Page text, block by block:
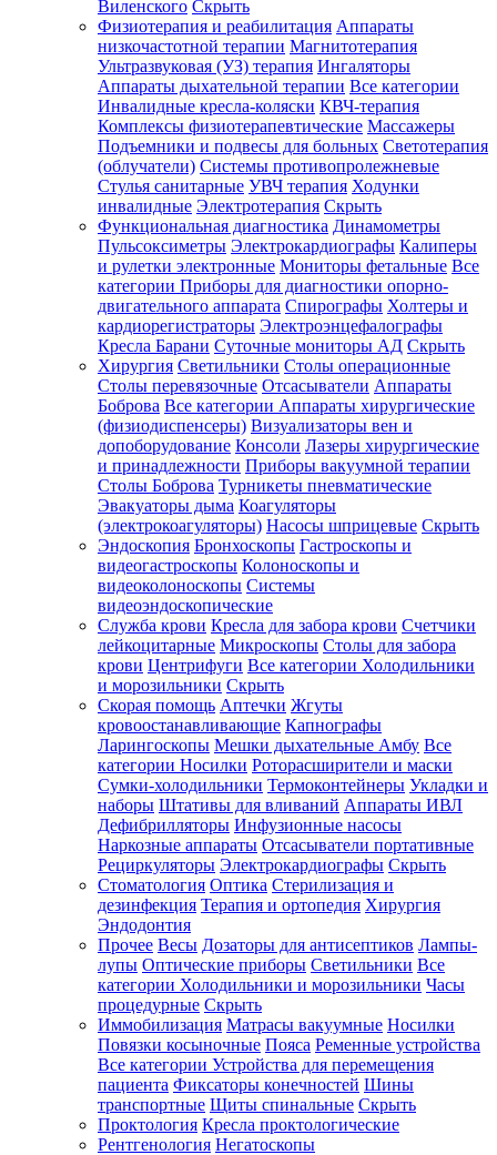
Виленского Скрыть
Физиотерапия и реабилитация Аппараты
низкочастотной терапии Магнитотерапия
Ультразвуковая (УЗ) терапия Ингаляторы
Аппараты дыхательной терапии Все категории
Инвалидные кресла-коляски КВЧ-терапия
Комплексы физиотерапевтические Массажеры
Подъемники и подвесы для больных Светотерапия
(облучатели) Системы противопролежневые
Стулья санитарные УВЧ терапия Ходунки
инвалидные Электротерапия Скрыть
Функциональная диагностика Динамометры
Пульсоксиметры Электрокардиографы Калиперы
и рулетки электронные Мониторы фетальные Все
категории Приборы для диагностики опорно-
двигательного аппарата Спирографы Холтеры и
кардиорегистраторы Электроэнцефалографы
Кресла Барани Суточные мониторы АД Скрыть
Хирургия Светильники Столы операционные
Столы перевязочные Отсасыватели Аппараты
Боброва Все категории Аппараты хирургические
(физиодиспенсеры) Визуализаторы вен и
допоборудование Консоли Лазеры хирургические
и принадлежности Приборы вакуумной терапии
Столы Боброва Турникеты пневматические
Эвакуаторы дыма Коагуляторы
(электрокоагуляторы) Насосы шприцевые Скрыть
Эндоскопия Бронхоскопы Гастроскопы и
видеогастроскопы Колоноскопы и
видеоколоноскопы Системы
видеоэндоскопические
Служба крови Кресла для забора крови Счетчики
лейкоцитарные Микроскопы Столы для забора
крови Центрифуги Все категории Холодильники
и морозильники Скрыть
Скорая помощь Аптечки Жгуты
кровоостанавливающие Капнографы
Ларингоскопы Мешки дыхательные Амбу Все
категории Носилки Роторасширители и маски
Сумки-холодильники Термоконтейнеры Укладки и
наборы Штативы для вливаний Аппараты ИВЛ
Дефибрилляторы Инфузионные насосы
Наркозные аппараты Отсасыватели портативные
Рециркуляторы Электрокардиографы Скрыть
Стоматология Оптика Стерилизация и
дезинфекция Терапия и ортопедия Хирургия
Эндодонтия
Прочее Весы Дозаторы для антисептиков Лампы-
лупы Оптические приборы Светильники Все
категории Холодильники и морозильники Часы
процедурные Скрыть
Иммобилизация Матрасы вакуумные Носилки
Повязки косыночные Пояса Ременные устройства
Все категории Устройства для перемещения
пациента Фиксаторы конечностей Шины
транспортные Щиты спинальные Скрыть
Проктология Кресла проктологические
Рентгенология Негатоскопы